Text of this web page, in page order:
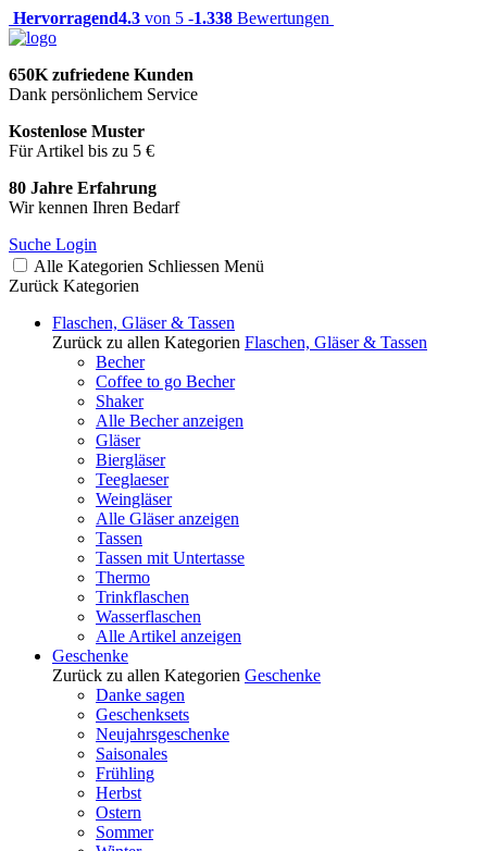
Hervorragend4.3 von 5 -1.338 Bewertungen
650K zufriedene Kunden
Dank persönlichem Service
Kostenlose Muster
Für Artikel bis zu 5 €
80 Jahre Erfahrung
Wir kennen Ihren Bedarf
Suche Login
Alle Kategorien Schliessen Menü
Zurück Kategorien
Flaschen, Gläser & Tassen
Zurück zu allen Kategorien Flaschen, Gläser & Tassen
Becher
Coffee to go Becher
Shaker
Alle Becher anzeigen
Gläser
Biergläser
Teeglaeser
Weingläser
Alle Gläser anzeigen
Tassen
Tassen mit Untertasse
Thermo
Trinkflaschen
Wasserflaschen
Alle Artikel anzeigen
Geschenke
Zurück zu allen Kategorien Geschenke
Danke sagen
Geschenksets
Neujahrsgeschenke
Saisonales
Frühling
Herbst
Ostern
Sommer